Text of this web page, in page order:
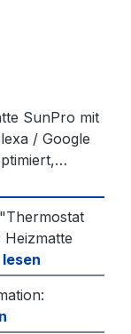
SunPro mit
/ Google